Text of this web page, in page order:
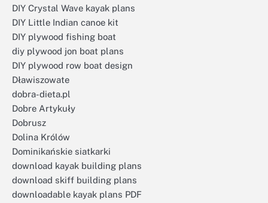
DIY Crystal Wave kayak plans
DIY Little Indian canoe kit
DIY plywood fishing boat
diy plywood jon boat plans
DIY plywood row boat design
Dławiszowate
dobra-dieta.pl
Dobre Artykuły
Dobrusz
Dolina Królów
Dominikańskie siatkarki
download kayak building plans
download skiff building plans
downloadable kayak plans PDF